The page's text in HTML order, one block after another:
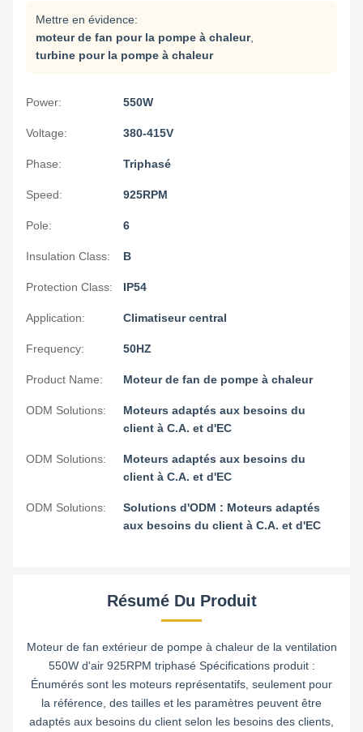
Mettre en évidence:
moteur de fan pour la pompe à chaleur,
turbine pour la pompe à chaleur
Power: 550W
Voltage: 380-415V
Phase: Triphasé
Speed: 925RPM
Pole: 6
Insulation Class: B
Protection Class: IP54
Application: Climatiseur central
Frequency: 50HZ
Product Name: Moteur de fan de pompe à chaleur
ODM Solutions:
Moteurs adaptés aux besoins du
client à C.A. et d'EC
ODM Solutions:
Moteurs adaptés aux besoins du
client à C.A. et d'EC
ODM Solutions:
Solutions d'ODM : Moteurs adaptés
aux besoins du client à C.A. et d'EC
Résumé Du Produit
Moteur de fan extérieur de pompe à chaleur de la ventilation
550W d'air 925RPM triphasé Spécifications produit :
Énumérés sont les moteurs représentatifs, seulement pour
la référence, des tailles et les paramètres peuvent être
adaptés aux besoins du client selon les besoins des clients,